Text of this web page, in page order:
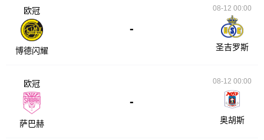
欧冠
博德闪耀
-
08-12 00:00
圣吉罗斯
欧冠
萨巴赫
-
08-12 00:00
奥胡斯